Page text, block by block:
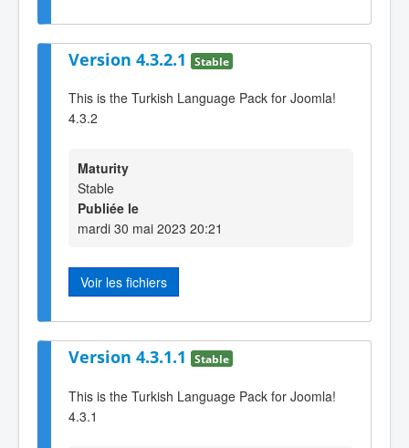
Version 4.3.2.1 Stable
This is the Turkish Language Pack for Joomla!
4.3.2
Maturity
Stable
Publiée le
mardi 30 mai 2023 20:21
Voir les fichiers
Version 4.3.1.1 Stable
This is the Turkish Language Pack for Joomla!
4.3.1